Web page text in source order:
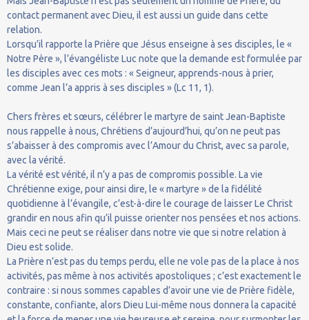
contact permanent avec Dieu, il est aussi un guide dans cette
relation.
Lorsqu’il rapporte la Prière que Jésus enseigne à ses disciples, le «
Notre Père », l’évangéliste Luc note que la demande est formulée par
les disciples avec ces mots : « Seigneur, apprends-nous à prier,
comme Jean l’a appris à ses disciples » (Lc 11, 1).
Chers frères et sœurs, célébrer le martyre de saint Jean-Baptiste
nous rappelle à nous, Chrétiens d’aujourd’hui, qu’on ne peut pas
s’abaisser à des compromis avec l’Amour du Christ, avec sa parole,
avec la vérité.
La vérité est vérité, il n’y a pas de compromis possible. La vie
Chrétienne exige, pour ainsi dire, le « martyre » de la fidélité
quotidienne à l’évangile, c’est-à-dire le courage de laisser Le Christ
grandir en nous afin qu’il puisse orienter nos pensées et nos actions.
Mais ceci ne peut se réaliser dans notre vie que si notre relation à
Dieu est solide.
La Prière n’est pas du temps perdu, elle ne vole pas de la place à nos
activités, pas même à nos activités apostoliques ; c’est exactement le
contraire : si nous sommes capables d’avoir une vie de Prière fidèle,
constante, confiante, alors Dieu Lui-même nous donnera la capacité